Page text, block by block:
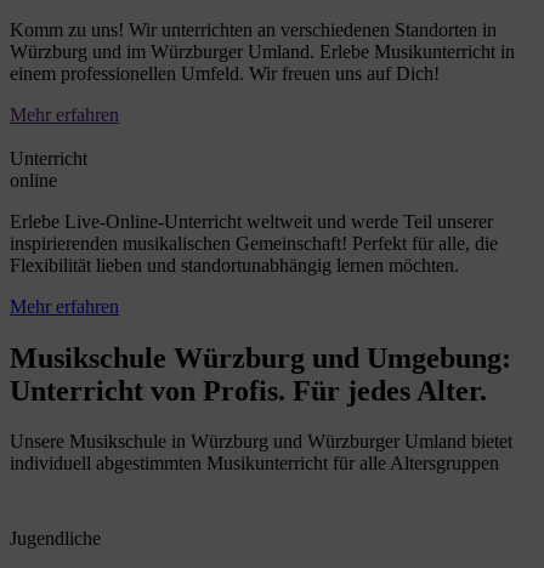
Komm zu uns! Wir unterrichten an verschiedenen Standorten in
Würzburg und im Würzburger Umland. Erlebe Musikunterricht in
einem professionellen Umfeld. Wir freuen uns auf Dich!
Mehr erfahren
Unterricht
online
Erlebe Live-Online-Unterricht weltweit und werde Teil unserer
inspirierenden musikalischen Gemeinschaft! Perfekt für alle, die
Flexibilität lieben und standortunabhängig lernen möchten.
Mehr erfahren
Musikschule Würzburg und Umgebung:
Unterricht von Profis. Für jedes Alter.
Unsere Musikschule in Würzburg und Würzburger Umland bietet
individuell abgestimmten Musikunterricht für alle Altersgruppen
Jugendliche